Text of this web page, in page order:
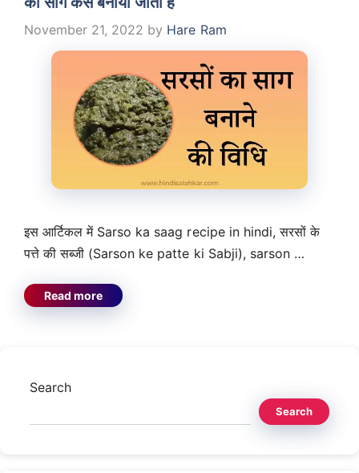
November 21, 2022 by Hare Ram
इस आर्टिकल में Sarso ka saag recipe in hindi, सरसों के
पत्ते की सब्जी (Sarson ke patte ki Sabji), sarson …
Read more
Search
Search